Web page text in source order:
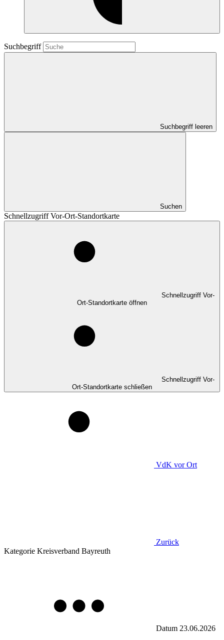
Suchbegriff
Suchbegriff leeren
Suchen
Schnellzugriff Vor-Ort-Standortkarte
Schnellzugriff Vor-
Ort-Standortkarte öffnen
Schnellzugriff Vor-
Ort-Standortkarte schließen
VdK vor Ort
Zurück
Kategorie Kreisverband Bayreuth
Datum 23.06.2026